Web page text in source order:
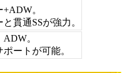
。
貫通SSが強力。
。
ートが可能。